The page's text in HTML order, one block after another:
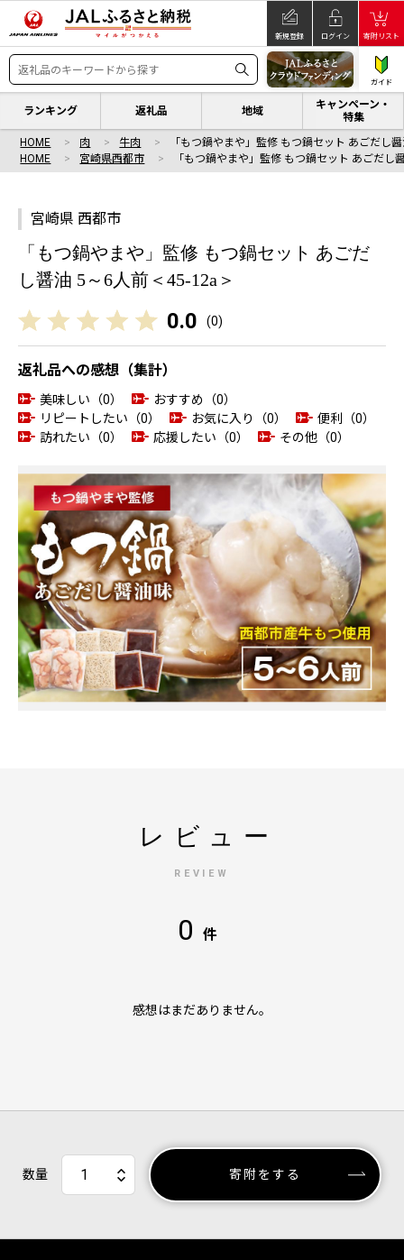
新規登録 ログイン 寄附リスト
ガイド
ランキング 返礼品 地域
キャンペーン・
特集
HOME 肉 牛肉
「もつ鍋やまや」監修 もつ鍋セット あごだし
HOME
宮崎県西都市 「もつ鍋やまや」監修 もつ鍋セット あごだし
宮崎県 西都市
「もつ鍋やまや」監修 もつ鍋セット あごだ
し醤油 5～6人前＜45-12a＞
0.0 (0)
返礼品への感想（集計）
美味しい（0）
おすすめ（0）
リピートしたい（0）
お気に入り（0）
便利（0）
訪れたい（0）
応援したい（0） その他（0）
レビュー
REVIEW
0 件
感想はまだありません。
数量 寄附をする